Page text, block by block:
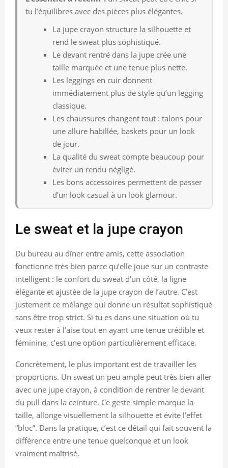
tu l’équilibres avec des pièces plus élégantes.
La jupe crayon structure la silhouette et
rend le sweat plus sophistiqué.
Le devant rentré dans la jupe crée une
taille marquée et une tenue plus nette.
Les leggings en cuir donnent
immédiatement plus de style qu’un legging
classique.
Les chaussures changent tout : talons pour
une allure habillée, baskets pour un look
de jour.
La qualité du sweat compte beaucoup pour
éviter un rendu négligé.
Les bons accessoires permettent de passer
d’un look casual à un look glamour.
Le sweat et la jupe crayon
Du bureau au dîner entre amis, cette association
fonctionne très bien parce qu’elle joue sur un contraste
intelligent : le confort du sweat d’un côté, la ligne
élégante et ajustée de la jupe crayon de l’autre. C’est
justement ce mélange qui donne un résultat sophistiqué
sans être trop strict. Si tu es dans une situation où tu
veux rester à l’aise tout en ayant une tenue crédible et
féminine, c’est une option particulièrement efficace.
Concrètement, le plus important est de travailler les
proportions. Un sweat un peu ample peut très bien aller
avec une jupe crayon, à condition de rentrer le devant
du pull dans la ceinture. Ce geste simple marque la
taille, allonge visuellement la silhouette et évite l’effet
“bloc”. Dans la pratique, c’est ce détail qui fait souvent la
différence entre une tenue quelconque et un look
vraiment maîtrisé.